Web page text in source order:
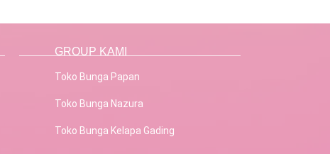
GROUP KAMI
Toko Bunga Papan
Toko Bunga Nazura
Toko Bunga Kelapa Gading